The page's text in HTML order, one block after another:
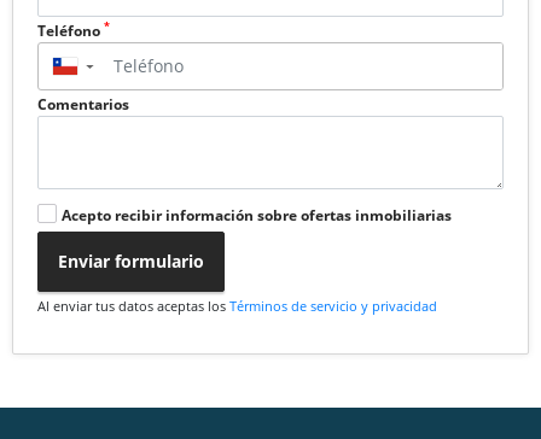
Teléfono *
▼
Comentarios
Acepto recibir información sobre ofertas inmobiliarias
Enviar formulario
Al enviar tus datos aceptas los Términos de servicio y privacidad